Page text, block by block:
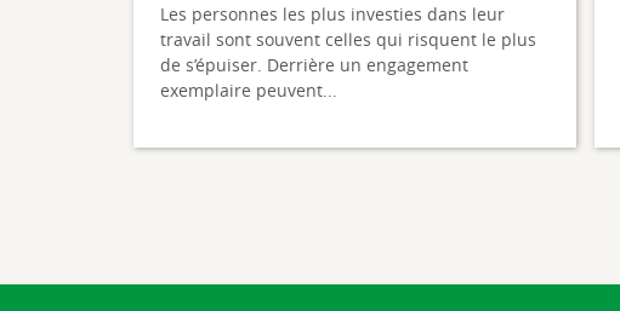
Les personnes les plus investies dans leur
travail sont souvent celles qui risquent le plus
de s’épuiser. Derrière un engagement
exemplaire peuvent...